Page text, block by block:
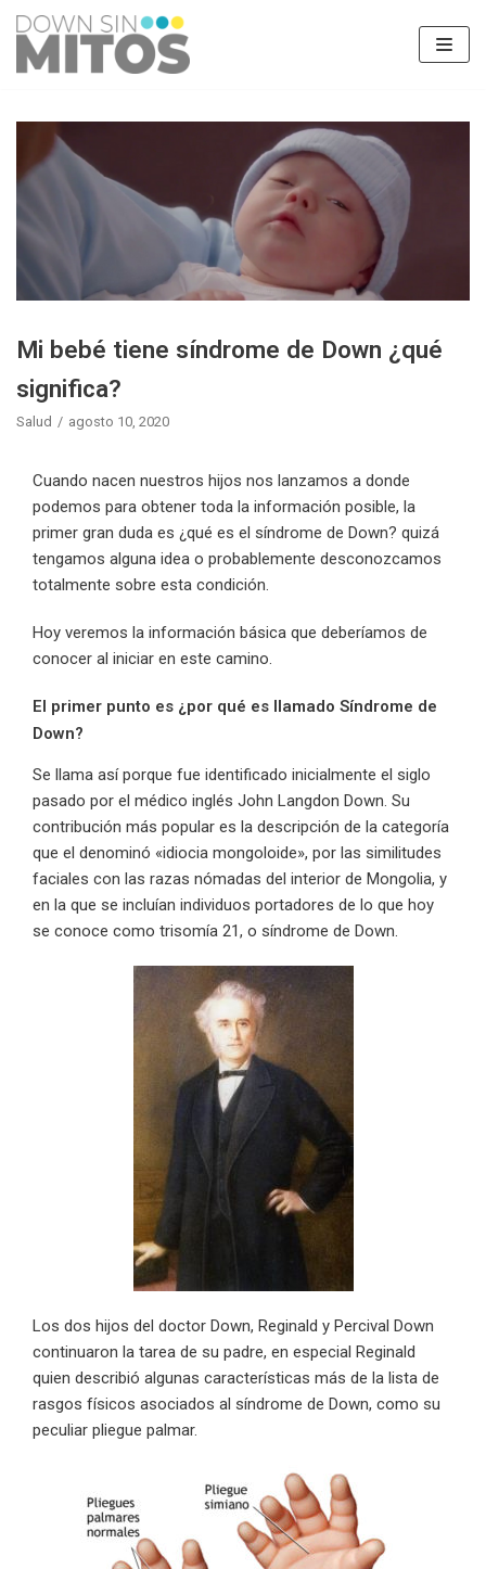
Saltar
al
contenido
Mi bebé tiene síndrome de Down ¿qué
significa?
Salud agosto 10, 2020
Cuando nacen nuestros hijos nos lanzamos a donde
podemos para obtener toda la información posible, la
primer gran duda es ¿qué es el síndrome de Down? quizá
tengamos alguna idea o probablemente desconozcamos
totalmente sobre esta condición.
Hoy veremos la información básica que deberíamos de
conocer al iniciar en este camino.
El primer punto es ¿por qué es llamado Síndrome de
Down?
Se llama así porque fue identificado inicialmente el siglo
pasado por el médico inglés John Langdon Down. Su
contribución más popular es la descripción de la categoría
que el denominó «idiocia mongoloide», por las similitudes
faciales con las razas nómadas del interior de Mongolia, y
en la que se incluían individuos portadores de lo que hoy
se conoce como trisomía 21, o síndrome de Down.
Los dos hijos del doctor Down, Reginald y Percival Down
continuaron la tarea de su padre, en especial Reginald
quien describió algunas características más de la lista de
rasgos físicos asociados al síndrome de Down, como su
peculiar pliegue palmar.